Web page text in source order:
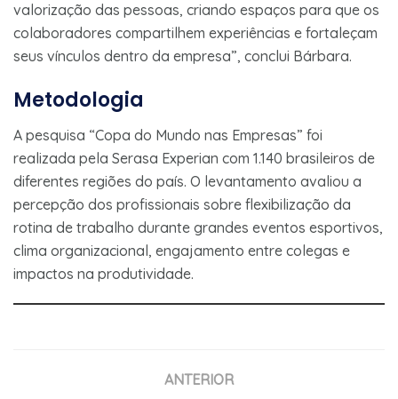
valorização das pessoas, criando espaços para que os
colaboradores compartilhem experiências e fortaleçam
seus vínculos dentro da empresa”, conclui Bárbara.
Metodologia
A pesquisa “Copa do Mundo nas Empresas” foi
realizada pela Serasa Experian com 1.140 brasileiros de
diferentes regiões do país. O levantamento avaliou a
percepção dos profissionais sobre flexibilização da
rotina de trabalho durante grandes eventos esportivos,
clima organizacional, engajamento entre colegas e
impactos na produtividade.
ANTERIOR